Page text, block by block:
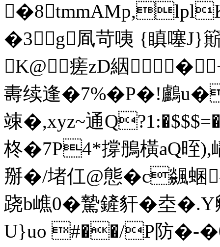
�3g凮苛咦 {瞋噻
K@瘥zD絪
夀续逢�7%�P�!鸕
竦�,xyz~通
柊�7P4*撐鴅橫aQ晊
掰�/堵仜@態� c飊蜠
跷b嶕0�騺鏟豻�
U}uo #��/P防�-�0j昊